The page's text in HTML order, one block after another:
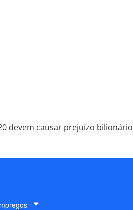
devem causar prejuízo bilionário